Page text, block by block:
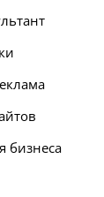
бизнеса